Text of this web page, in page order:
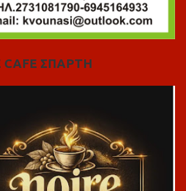
CAFE ΣΠΑΡΤΗ